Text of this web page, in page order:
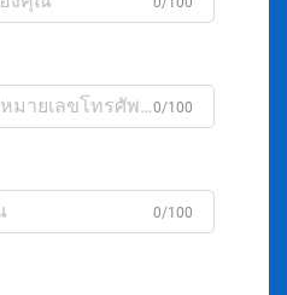
0/100
0/100